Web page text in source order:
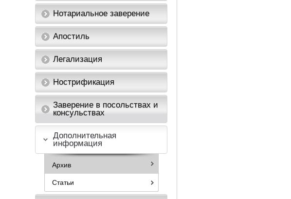
Нотариальное заверение
Апостиль
Легализация
Нострификация
Заверение в посольствах и
консульствах
Дополнительная
информация
Архив
Статьи